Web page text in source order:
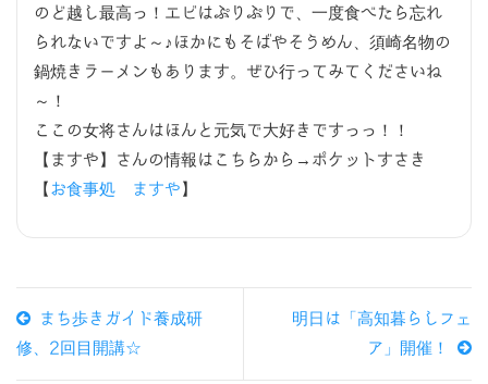
のど越し最高っ！エビはぷりぷりで、一度食べたら忘れ
られないですよ～♪ほかにもそばやそうめん、須崎名物の
鍋焼きラーメンもあります。ぜひ行ってみてくださいね
～！
ここの女将さんはほんと元気で大好きですっっ！！
【ますや】さんの情報はこちらから→ポケットすさき
【 お食事処 ますや 】
まち歩きガイド養成研
修、2回目開講☆
明日は「高知暮らしフェ
ア」開催！